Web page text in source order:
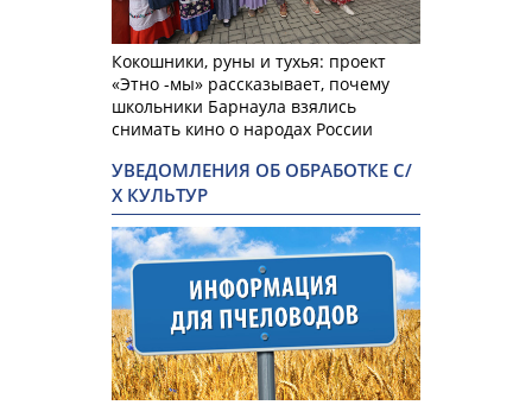
Кокошники, руны и тухья: проект
«Этно -мы» рассказывает, почему
школьники Барнаула взялись
снимать кино о народах России
УВЕДОМЛЕНИЯ ОБ ОБРАБОТКЕ С/
Х КУЛЬТУР